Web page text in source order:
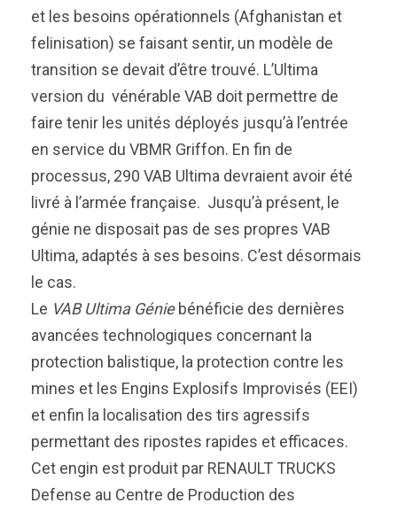
et les besoins opérationnels (Afghanistan et
felinisation) se faisant sentir, un modèle de
transition se devait d’être trouvé. L’Ultima
version du vénérable VAB doit permettre de
faire tenir les unités déployés jusqu’à l’entrée
en service du VBMR Griffon. En fin de
processus, 290 VAB Ultima devraient avoir été
livré à l’armée française. Jusqu’à présent, le
génie ne disposait pas de ses propres VAB
Ultima, adaptés à ses besoins. C’est désormais
le cas.
Le VAB Ultima Géniebénéficie des dernières
avancées technologiques concernant la
protection balistique, la protection contre les
mines et les Engins Explosifs Improvisés (EEI)
et enfin la localisation des tirs agressifs
permettant des ripostes rapides et efficaces.
Cet engin est produit par RENAULT TRUCKS
Defense au Centre de Production des